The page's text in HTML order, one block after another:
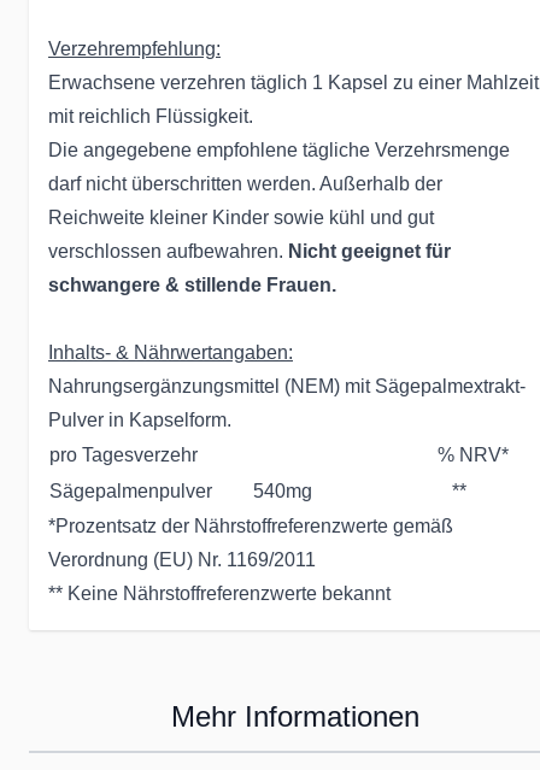
Verzehrempfehlung:
Erwachsene verzehren täglich 1 Kapsel zu einer Mahlzeit
mit reichlich Flüssigkeit.
Die angegebene empfohlene tägliche Verzehrsmenge
darf nicht überschritten werden. Außerhalb der
Reichweite kleiner Kinder sowie kühl und gut
verschlossen aufbewahren. Nicht geeignet für
schwangere & stillende Frauen.
Inhalts- & Nährwertangaben:
Nahrungsergänzungsmittel (NEM) mit Sägepalmextrakt-
Pulver in Kapselform.
pro Tagesverzehr
% NRV*
Sägepalmenpulver
540mg
**
*Prozentsatz der Nährstoffreferenzwerte gemäß
Verordnung (EU) Nr. 1169/2011
** Keine Nährstoffreferenzwerte bekannt
Mehr Informationen